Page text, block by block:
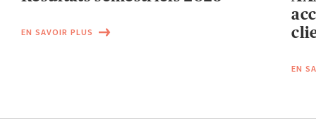
EN SAVOIR PLUS
EN